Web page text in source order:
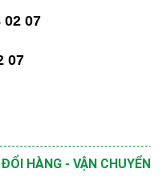
02 07
07
ĐỔI HÀNG - VẬN CHUYỂN